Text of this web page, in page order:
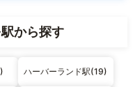
から探す
ハーバーランド駅(19)